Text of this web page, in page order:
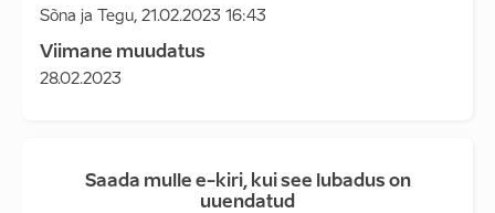
Sõna ja Tegu, 21.02.2023 16:43
Viimane muudatus
28.02.2023
Saada mulle e-kiri, kui see lubadus on
uuendatud